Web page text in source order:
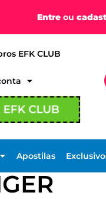
Entre ou
EFK CLUB
CLUB
Apostilas